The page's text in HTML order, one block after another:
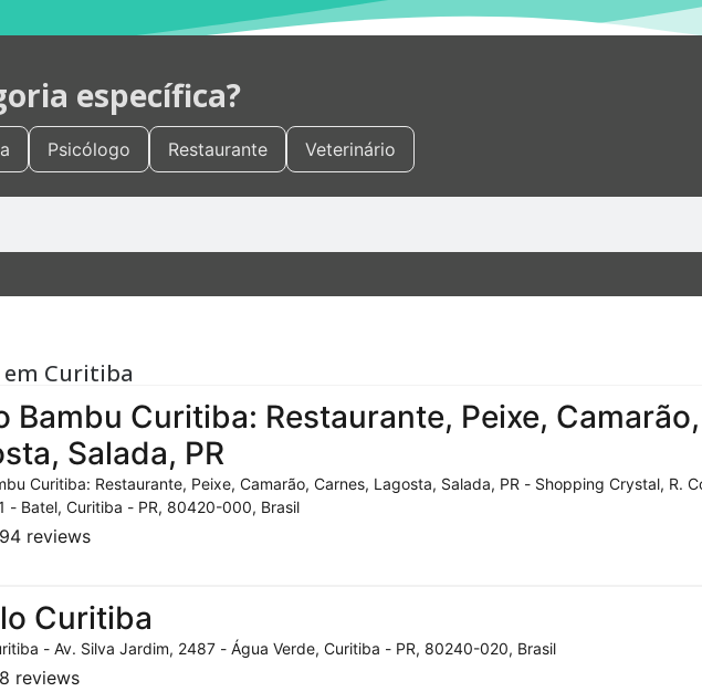
específica?
Psicólogo Restaurante Veterinário
Curitiba
Bambu Curitiba: Restaurante, Peixe,
Salada, PR
Curitiba: Restaurante, Peixe, Camarão, Carnes, Lagosta, Salada, PR - Shopping Crystal, R.
- Batel, Curitiba - PR, 80420-000, Brasil
reviews
Curitiba
- Av. Silva Jardim, 2487 - Água Verde, Curitiba - PR, 80240-020, Brasil
reviews